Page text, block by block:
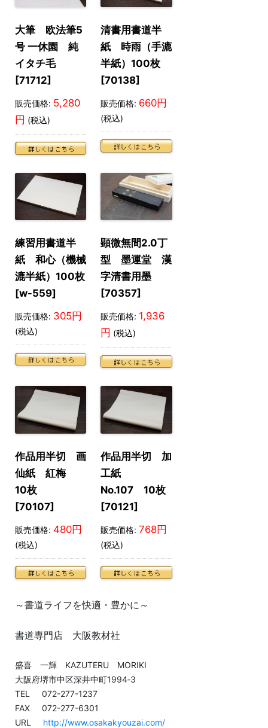
大筆 欧法筆5
号 一休園 純
イタチ毛
[71712]
販売価格: 5,280
円 (税込)
清書用書道半
紙 時雨（手漉
半紙）100枚
[70138]
販売価格: 660円
(税込)
練習用書道半
紙 和心（機械
漉半紙）100枚
[w-559]
販売価格: 305円
(税込)
顕微無間2.0丁
型 墨運堂 漢
字清書用墨
[70357]
販売価格: 1,936
円 (税込)
作品用半切 画
仙紙 紅梅
10枚
[70107]
販売価格: 480円
(税込)
作品用半切 加
工紙
No.107 10枚
[70121]
販売価格:768円
(税込)
～書道ライフを快適・豊かに～
書道専門店 大阪教材社
盛喜 一輝 KAZUTERU MORIKI
大阪府堺市中区深井中町1994‐3
TEL 072-277-1237
FAX 072-277-6301
URL http://www.osakakyouzai.com/